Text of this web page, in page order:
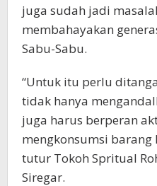
juga sudah jadi
membahayakan
Sabu-Sabu.
“Untuk itu perlu
tidak hanya
juga harus berperan
mengkonsumsi barang
tutur Tokoh Spritual
Siregar.